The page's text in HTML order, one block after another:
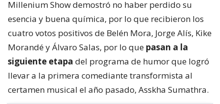
Millenium Show demostró no haber perdido su
esencia y buena química, por lo que recibieron los
cuatro votos positivos de Belén Mora, Jorge Alís, Kike
Morandé y Álvaro Salas, por lo que pasan a la
siguiente etapa del programa de humor que logró
llevar a la primera comediante transformista al
certamen musical el año pasado, Asskha Sumathra.